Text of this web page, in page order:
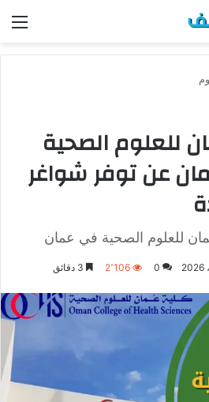
للعلوم الصحية
عن توفر شواغر
للعلوم الصحية في عمان
0 2٬106